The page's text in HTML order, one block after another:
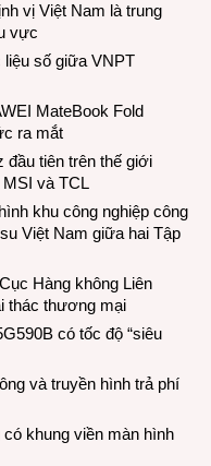
vị Việt Nam là trung
vực
liệu số giữa VNPT
MateBook Fold
ra mắt
đầu tiên trên thế giới
MSI và TCL
khu công nghiệp công
Việt Nam giữa hai Tập
Hàng không Liên
thác thương mại
có tốc độ “siêu
và truyền hình trả phí
khung viền màn hình